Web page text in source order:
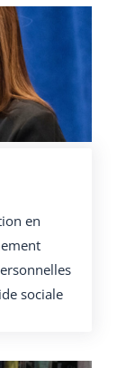
en
sociale